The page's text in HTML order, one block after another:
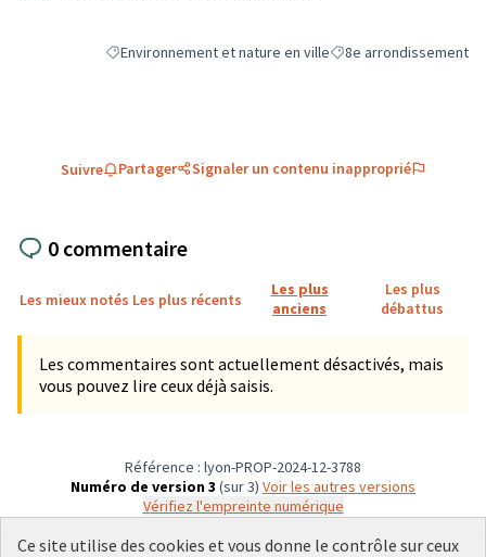
Filtrer les résultats de la catégorie : Environnement et
Environnement et nature en villeFiltrer les résultats
8e arrondissement
Suivre Partager Signaler un contenu inapproprié
0 commentaire
Les mieux notés Les plus récents
Les plus
anciens
Les plus
débattus
Les commentaires sont actuellement désactivés, mais
vous pouvez lire ceux déjà saisis.
Référence : lyon-PROP-2024-12-3788
Numéro de version 3 (sur 3)
voir les autres versions
Vérifiez l'empreinte numérique
Ce site utilise des cookies et vous donne le contrôle sur ceux